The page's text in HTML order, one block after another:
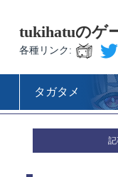
tukihatuのゲ
各種リンク:
タガタメ